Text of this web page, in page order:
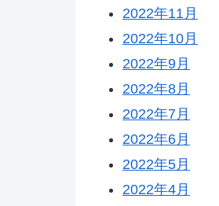
2022年11月
2022年10月
2022年9月
2022年8月
2022年7月
2022年6月
2022年5月
2022年4月